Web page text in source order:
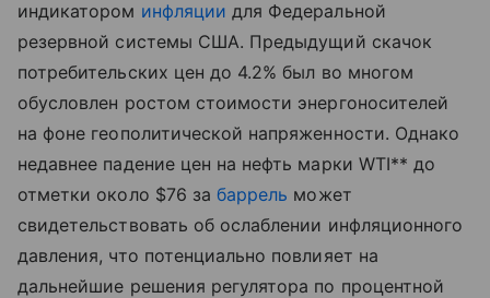
индикатором инфляции для Федеральной
резервной системы США. Предыдущий скачок
потребительских цен до 4.2% был во многом
обусловлен ростом стоимости энергоносителей
на фоне геополитической напряженности. Однако
недавнее падение цен на нефть марки WTI** до
отметки около $76 забаррель может
свидетельствовать об ослаблении инфляционного
давления, что потенциально повлияет на
дальнейшие решения регулятора по процентной